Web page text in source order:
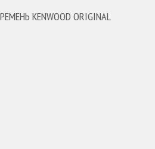
KENWOOD ORIGINAL